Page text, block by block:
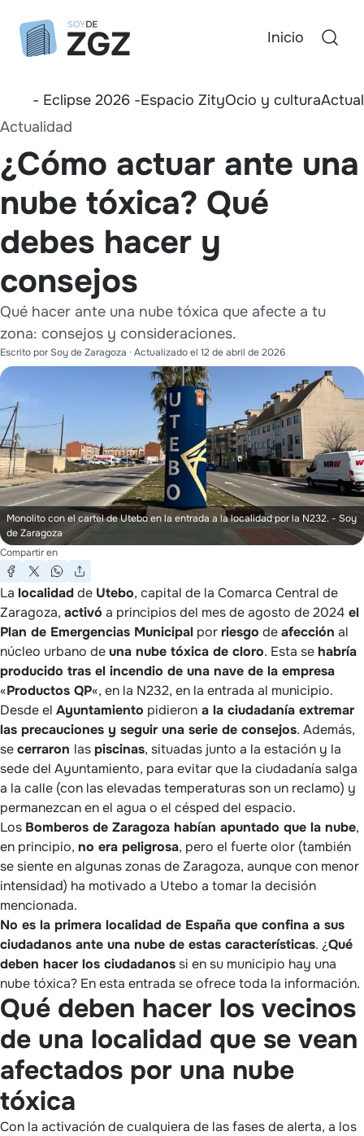
Inicio
- Eclipse 2026 -Espacio ZityOcio y cultura
Actualidad
¿Cómo actuar ante una
nube tóxica? Qué
debes hacer y
consejos
Qué hacer ante una nube tóxica que afecte a tu
zona: consejos y consideraciones.
Escrito porSoy de Zaragoza · Actualizado el 12 de abril de 2026
Monolito con el cartel de Utebo en la entrada a la localidad por la N232. - Soy
de Zaragoza
Compartir en
La localidadde Utebo, capital de la Comarca Central de
Zaragoza, activó a principios del mes de agosto de 2024 el
Plan de Emergencias Municipal porriesgo deafección al
núcleo urbano deuna nube tóxica de cloro. Esta sehabría
producido tras el incendio de una nave de la empresa
«Productos QP«, en la N232, en la entrada al municipio.
Desde el Ayuntamiento pidieron a la ciudadanía extremar
las precauciones y seguir una serie de consejos. Además,
secerraron laspiscinas, situadas junto a la estación y la
sede del Ayuntamiento, para evitar que la ciudadanía salga
a la calle (con las elevadas temperaturas son un reclamo) y
permanezcan en el agua o el césped del espacio.
Los Bomberos de Zaragoza habían apuntado que la nube,
en principio, no era peligrosa, pero el fuerte olor (también
se siente en algunas zonas de Zaragoza, aunque con menor
intensidad) ha motivado a Utebo a tomar la decisión
mencionada.
No es la primera localidad de España que confina a sus
ciudadanos ante una nube de estas características. ¿Qué
deben hacer los ciudadanos si en su municipio hay una
nube tóxica? En esta entrada se ofrece toda la información.
Qué deben hacer los vecinos
de una localidad que se vean
afectados por una nube
tóxica
Con la activación de cualquiera de las fases de alerta, a los